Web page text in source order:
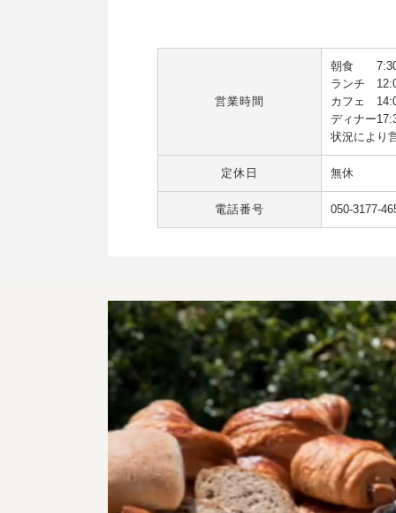
営業時間
朝食 7:30
ランチ
カフェ
ディナー
状況により
定休日 無休
電話番号 050-3177-